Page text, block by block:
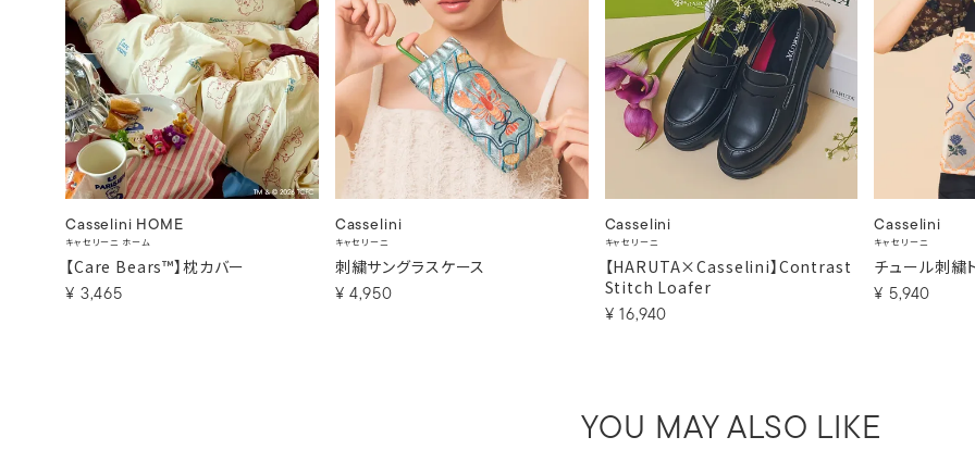
Casselini HOME
キャセリーニ ホーム
【Care Bears™】枕カバー
¥ 3,465
Casselini
キャセリーニ
刺繍サングラスケース
¥ 4,950
Casselini
キャセリーニ
【HARUTA×Casselini】Contrast
Stitch Loafer
¥ 16,940
Casselini
キャセリーニ
チュール刺繍
¥ 5,940
YOU MAY ALSO LIKE